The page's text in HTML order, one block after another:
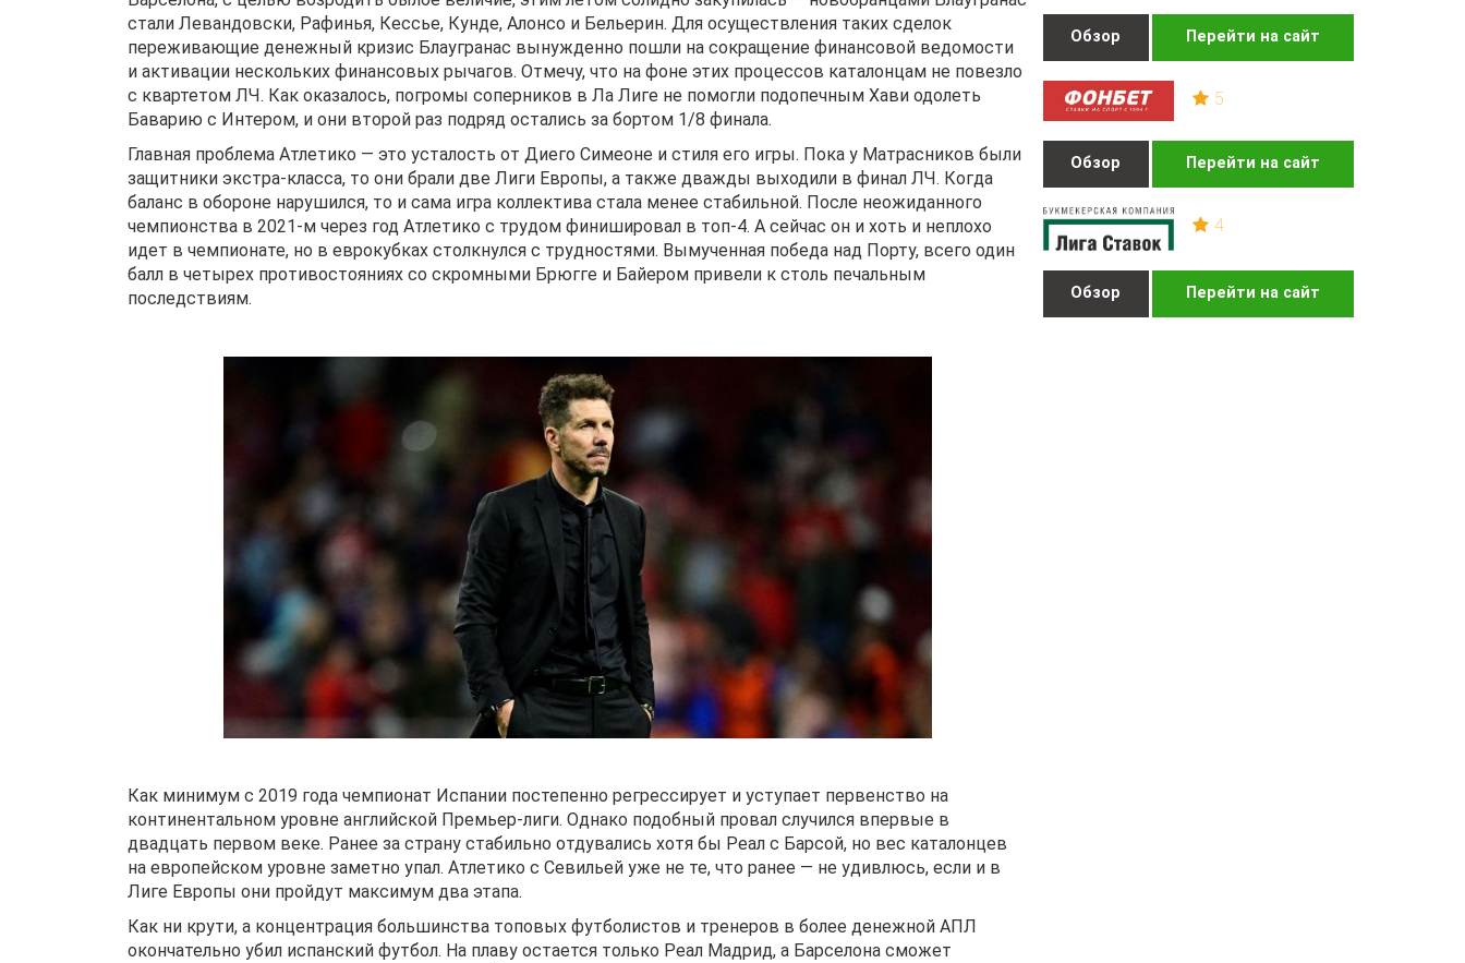
Обзор Перейти на сайт
5
Обзор Перейти на сайт
4
Обзор Перейти на сайт
стали Левандовски, Рафинья, Кессье, Кунде, Алонсо и Бельерин. Для осуществления таких сделок
переживающие денежный кризис Блаугранас вынужденно пошли на сокращение финансовой ведомости
и активации нескольких финансовых рычагов. Отмечу, что на фоне этих процессов каталонцам не повезло
с квартетом ЛЧ. Как оказалось, погромы соперников в Ла Лиге не помогли подопечным Хави одолеть
Баварию с Интером, и они второй раз подряд остались за бортом 1/8 финала.
Главная проблема Атлетико — это усталость от Диего Симеоне и стиля его игры. Пока у Матрасников были
защитники экстра-класса, то они брали две Лиги Европы, а также дважды выходили в финал ЛЧ. Когда
баланс в обороне нарушился, то и сама игра коллектива стала менее стабильной. После неожиданного
чемпионства в 2021-м через год Атлетико с трудом финишировал в топ-4. А сейчас он и хоть и неплохо
идет в чемпионате, но в еврокубках столкнулся с трудностями. Вымученная победа над Порту, всего один
балл в четырех противостояниях со скромными Брюгге и Байером привели к столь печальным
последствиям.
Как минимум с 2019 года чемпионат Испании постепенно регрессирует и уступает первенство на
континентальном уровне английской Премьер-лиги. Однако подобный провал случился впервые в
двадцать первом веке. Ранее за страну стабильно отдувались хотя бы Реал с Барсой, но вес каталонцев
на европейском уровне заметно упал. Атлетико с Севильей уже не те, что ранее — не удивлюсь, если и в
Лиге Европы они пройдут максимум два этапа.
Как ни крути, а концентрация большинства топовых футболистов и тренеров в более денежной АПЛ
окончательно убил испанский футбол. На плаву остается только Реал Мадрид, а Барселона сможет